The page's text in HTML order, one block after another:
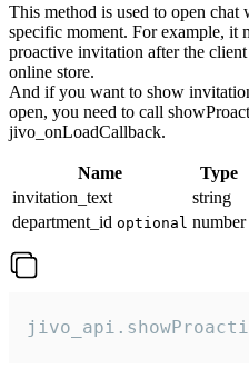
This method is used to open
specific moment. For example, it
proactive invitation after the
online store.
And if you want to show
open, you need to call
jivo_onLoadCallback.
Name Type
invitation_text
string
department_id optional number